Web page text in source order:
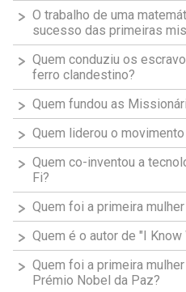
O trabalho de uma
sucesso das primeiras
Quem conduziu os
ferro clandestino?
Quem fundou as
Quem liderou o
Quem co-inventou a
Fi?
Quem foi a primeira
Quem é o autor de "I
Quem foi a primeira
Prémio Nobel da Paz?